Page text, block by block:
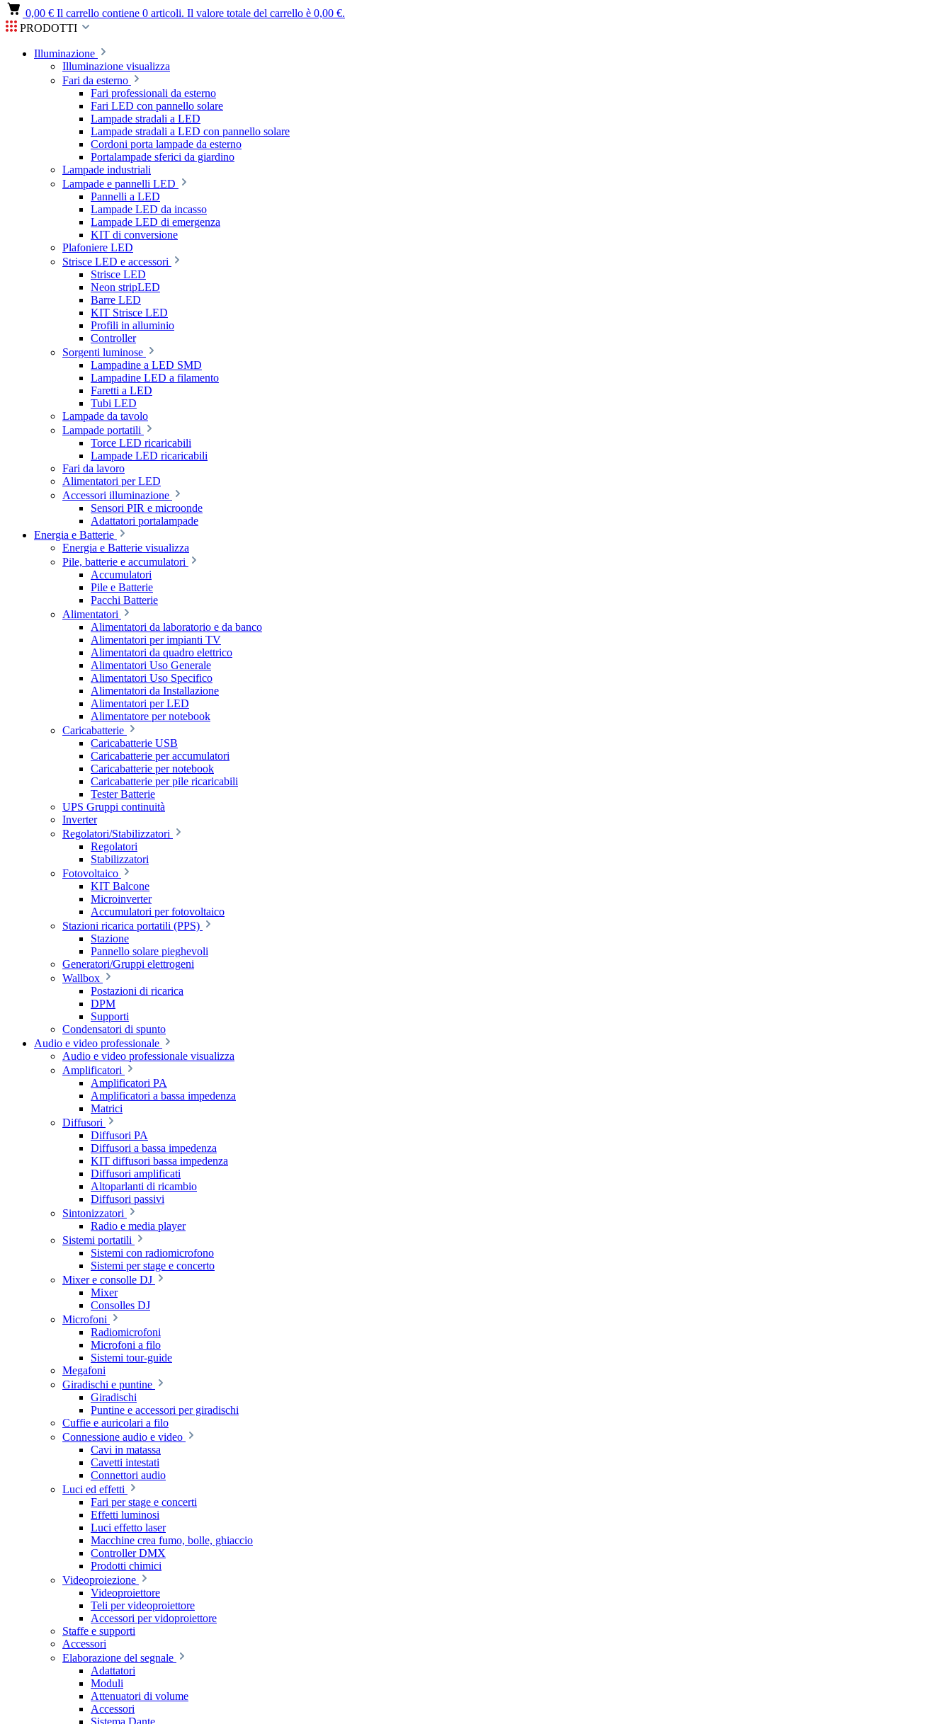
0,00 € Il carrello contiene 0 articoli. Il valore totale del carrello è 0,00 €.
PRODOTTI
Illuminazione
Illuminazione visualizza
Fari da esterno
Fari professionali da esterno
Fari LED con pannello solare
Lampade stradali a LED
Lampade stradali a LED con pannello solare
Cordoni porta lampade da esterno
Portalampade sferici da giardino
Lampade industriali
Lampade e pannelli LED
Pannelli a LED
Lampade LED da incasso
Lampade LED di emergenza
KIT di conversione
Plafoniere LED
Strisce LED e accessori
Strisce LED
Neon stripLED
Barre LED
KIT Strisce LED
Profili in alluminio
Controller
Sorgenti luminose
Lampadine a LED SMD
Lampadine LED a filamento
Faretti a LED
Tubi LED
Lampade da tavolo
Lampade portatili
Torce LED ricaricabili
Lampade LED ricaricabili
Fari da lavoro
Alimentatori per LED
Accessori illuminazione
Sensori PIR e microonde
Adattatori portalampade
Energia e Batterie
Energia e Batterie visualizza
Pile, batterie e accumulatori
Accumulatori
Pile e Batterie
Pacchi Batterie
Alimentatori
Alimentatori da laboratorio e da banco
Alimentatori per impianti TV
Alimentatori da quadro elettrico
Alimentatori Uso Generale
Alimentatori Uso Specifico
Alimentatori da Installazione
Alimentatori per LED
Alimentatore per notebook
Caricabatterie
Caricabatterie USB
Caricabatterie per accumulatori
Caricabatterie per notebook
Caricabatterie per pile ricaricabili
Tester Batterie
UPS Gruppi continuità
Inverter
Regolatori/Stabilizzatori
Regolatori
Stabilizzatori
Fotovoltaico
KIT Balcone
Microinverter
Accumulatori per fotovoltaico
Stazioni ricarica portatili (PPS)
Stazione
Pannello solare pieghevoli
Generatori/Gruppi elettrogeni
Wallbox
Postazioni di ricarica
DPM
Supporti
Condensatori di spunto
Audio e video professionale
Audio e video professionale visualizza
Amplificatori
Amplificatori PA
Amplificatori a bassa impedenza
Matrici
Diffusori
Diffusori PA
Diffusori a bassa impedenza
KIT diffusori bassa impedenza
Diffusori amplificati
Altoparlanti di ricambio
Diffusori passivi
Sintonizzatori
Radio e media player
Sistemi portatili
Sistemi con radiomicrofono
Sistemi per stage e concerto
Mixer e consolle DJ
Mixer
Consolles DJ
Microfoni
Radiomicrofoni
Microfoni a filo
Sistemi tour-guide
Megafoni
Giradischi e puntine
Giradischi
Puntine e accessori per giradischi
Cuffie e auricolari a filo
Connessione audio e video
Cavi in matassa
Cavetti intestati
Connettori audio
Luci ed effetti
Fari per stage e concerti
Effetti luminosi
Luci effetto laser
Macchine crea fumo, bolle, ghiaccio
Controller DMX
Prodotti chimici
Videoproiezione
Videoproiettore
Teli per videoproiettore
Accessori per vidoproiettore
Staffe e supporti
Accessori
Elaborazione del segnale
Adattatori
Moduli
Attenuatori di volume
Accessori
Sistema Dante